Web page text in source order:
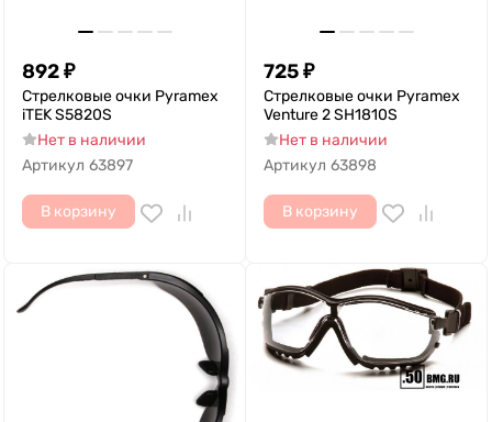
892₽
Стрелковые очки Pyramex
iTEK S5820S
Нет в наличии
Артикул 63897
В корзину
725₽
Cтрелковые очки Pyramex
Venture 2 SH1810S
Нет в наличии
Артикул 63898
В корзину